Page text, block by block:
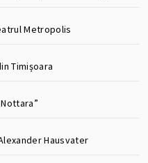
Metropolis
Timișoara
Hausvater